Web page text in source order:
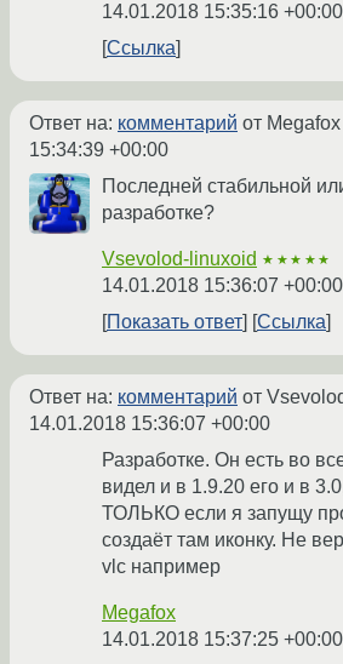
14.01.2018 15:35:16 +00:00
Ссылка
Ответ на: комментарий от Megafox
15:34:39 +00:00
Последней стабильной
разработке?
Vsevolod-linuxoid ★★★★★
14.01.2018 15:36:07 +00:00
Показать ответ
Ссылка
Ответ на: комментарий от
14.01.2018 15:36:07 +00:00
Разработке. Он есть во
видел и в 1.9.20 его и в
ТОЛЬКО если я запущу
создаёт там иконку. Не
vlc например
Megafox
14.01.2018 15:37:25 +00:00